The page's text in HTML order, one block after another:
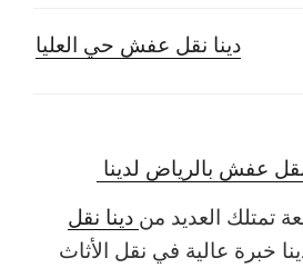
دينا نقل عفش حي العليا
عفش بالرياض لدينا
تمتلك العديد من دينا نقل
خبرة عالية في نقل الأثاث